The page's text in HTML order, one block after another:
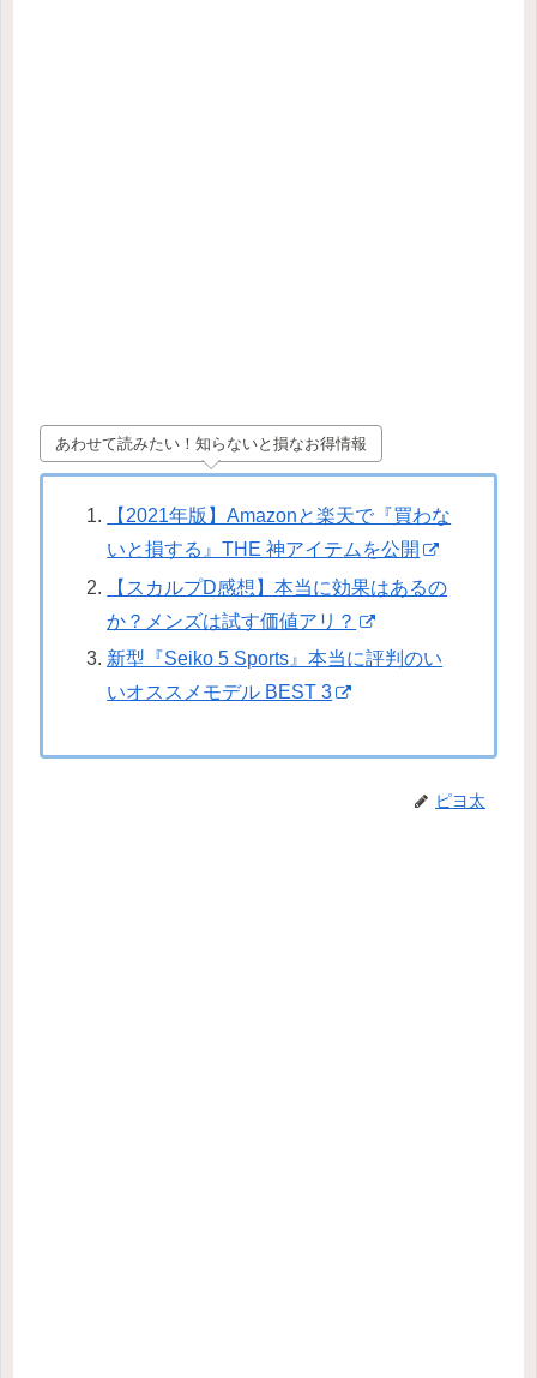
あわせて読みたい！知らないと損なお得情報
【2021年版】Amazonと楽天で『買わな
いと損する』THE 神アイテムを公開
【スカルプD感想】本当に効果はあるの
か？メンズは試す価値アリ？
新型『Seiko 5 Sports』本当に評判のい
いオススメモデル BEST 3
ピヨ太